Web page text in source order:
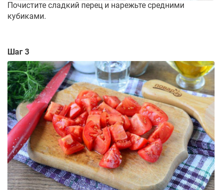
Почистите сладкий перец и нарежьте средними
кубиками.
Шаг 3